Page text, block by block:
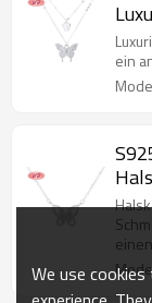
ein
We use